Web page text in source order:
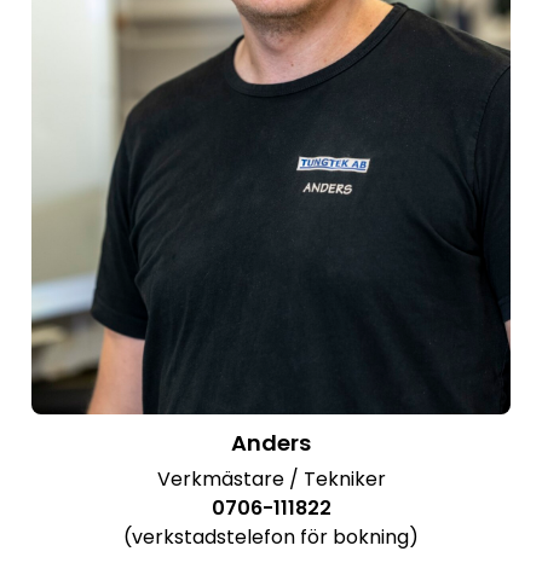
Anders
Verkmästare / Tekniker
0706-111822
(verkstadstelefon för bokning)